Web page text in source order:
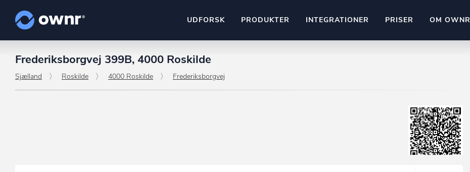
UDFORSK PRODUKTER
ownr Insights
INTEGRATIONER PRISER OM OWNR
Frederiksborgvej 399B, 4000 Roskilde
Sjælland Roskilde 4000 Roskilde Frederiksborgvej